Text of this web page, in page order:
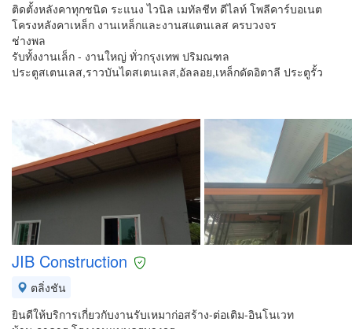
ติดตั้งหลังคาทุกชนิด ระแนง ไวนิล เมทัลชีท ดีไลท์ โพลีคาร์บอเนต
โครงหลังคาเหล็ก งานเหล็กและงานสแตนเลส ครบวงจร
ช่างพล
รับทั้งงานเล็ก - งานใหญ่ ทั่วกรุงเทพ ปริมณฑล
ประตูสเตนเลส,ราวบันไดสเตนเลส,อัลลอย,เหล็กดัดอิตาลี ประตูรั้ว
JIB Construction
ตลิ่งชัน
ยินดีให้บริการเกี่ยวกับงานรับเหมาก่อสร้าง-ต่อเติม-อินโนเวท